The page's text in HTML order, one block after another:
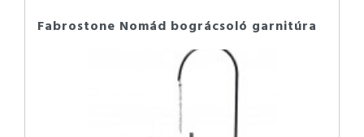
Fabrostone Nomád bográcsoló garnitúra